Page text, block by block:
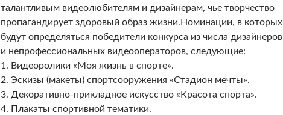
талантливым видеолюбителям и дизайнерам, чье творчество
пропагандирует здоровый образ жизни. Номинации, в которых
будут определяться победители конкурса из числа дизайнеров
и непрофессиональных видеооператоров, следующие:
1. Видеоролики «Моя жизнь в спорте».
2. Эскизы (макеты) спортсооружения «Стадион мечты».
3. Декоративно-прикладное искусство «Красота спорта».
4. Плакаты спортивной тематики.